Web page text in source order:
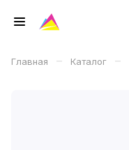
Главная – Каталог –